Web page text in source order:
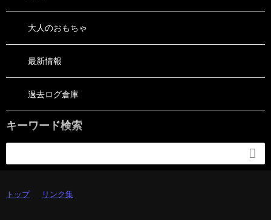
大人のおもちゃ
最新情報
過去ログ倉庫
キーワード検索

トップ リンク集